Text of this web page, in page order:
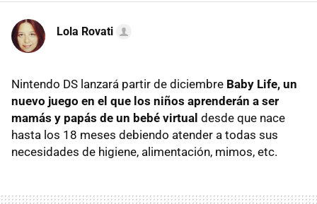
Lola Rovati
Nintendo DS lanzará partir de diciembre Baby Life, un
nuevo juego en el que los niños aprenderán a ser
mamás y papás de un bebé virtual desde que nace
hasta los 18 meses debiendo atender a todas sus
necesidades de higiene, alimentación, mimos, etc.